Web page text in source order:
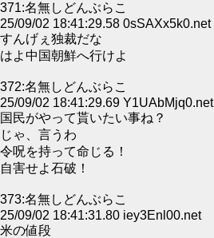
371:名無しどんぶらこ
25/09/02 18:41:29.58 0sSAXx5k0.net
すんげぇ独裁だな
はよ中国朝鮮へ行けよ
372:名無しどんぶらこ
25/09/02 18:41:29.69 Y1UAbMjq0.net
国民がやって貰いたい事ね？
じゃ、言うわ
令呪を持って命じる！
自害せよ石破！
373:名無しどんぶらこ
25/09/02 18:41:31.80 iey3Enl00.net
米の値段